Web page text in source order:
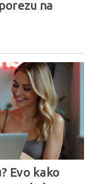
na
Evo kako